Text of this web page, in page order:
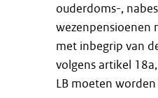
ouderdoms-,
wezenpensioenen
met inbegrip van
volgens artikel
LB moeten